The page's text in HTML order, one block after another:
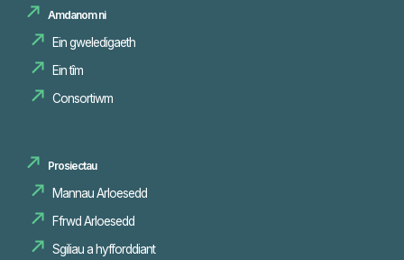
Amdanom ni
Ein gweledigaeth
Ein tîm
Consortiwm
Prosiectau
Mannau Arloesedd
Sgiliau a hyfforddiant